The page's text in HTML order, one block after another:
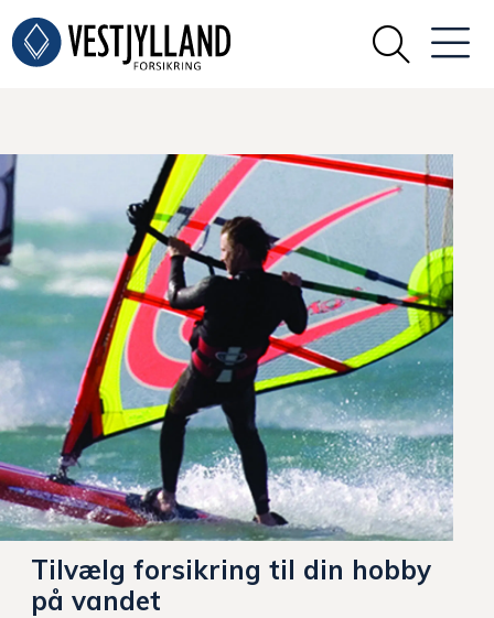
Tilvælg forsikring til din hobby
på vandet